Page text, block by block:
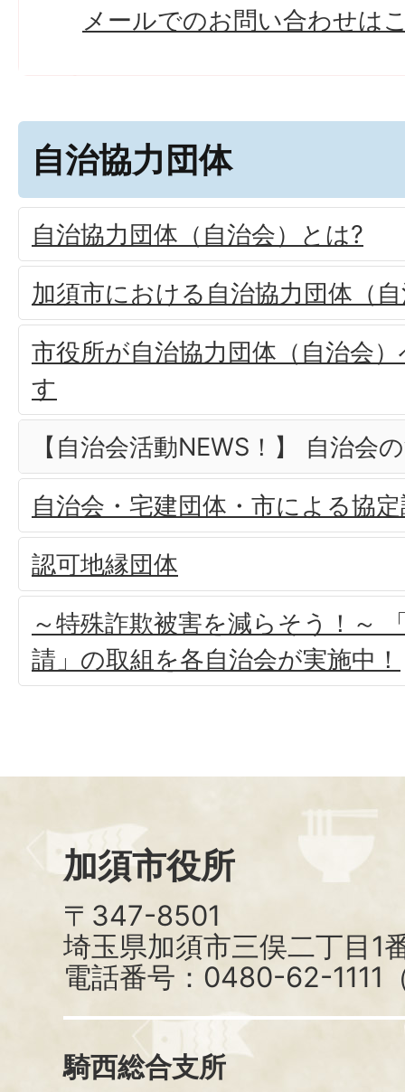
メールでのお問い合わせは
自治協力団体
自治協力団体（自治会）とは?
加須市における自治協力団体（
市役所が自治協力団体（自治会
す
【自治会活動NEWS！】 自治会
自治会・宅建団体・市による協
認可地縁団体
～特殊詐欺被害を減らそう！～
請」の取組を各自治会が実施中！
加須市役所
〒347-8501
埼玉県加須市三俣二丁目1
電話番号：0480-62-1111
騎西総合支所